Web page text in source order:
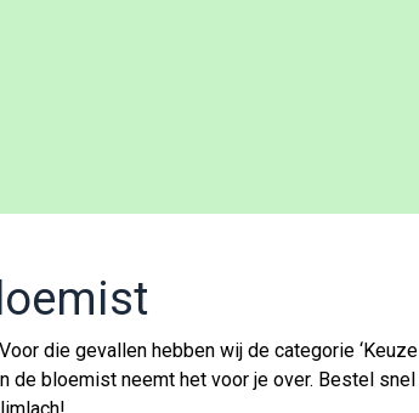
die gevallen hebben wij de categorie ‘Keuze
de bloemist neemt het voor je over. Bestel snel